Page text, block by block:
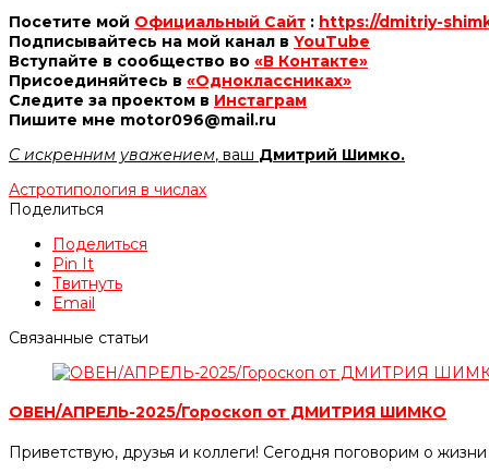
Посетите мой Официальный Сайт : https://dmitriy-
Подписывайтесь на мой канал в YouTube
Вступайте в сообщество во «В Контакте»
Присоединяйтесь в «Одноклассниках»
Следите за проектом в Инстаграм
Пишите мне motor096@mail.ru
С искренним уважением, ваш Дмитрий Шимко.
Астротипология в числах
Поделиться
Поделиться
Pin It
Твитнуть
Email
Связанные статьи
ОВЕН/АПРЕЛЬ-2025/Гороскоп от ДМИТРИЯ ШИМКО
Приветствую, друзья и коллеги! Сегодня поговорим о